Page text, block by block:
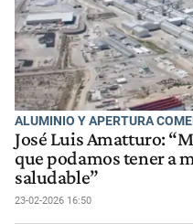
ALUMINIO Y APERTURA
José Luis Amatturo:
que podamos tener a
saludable”
23-02-2026 16:50